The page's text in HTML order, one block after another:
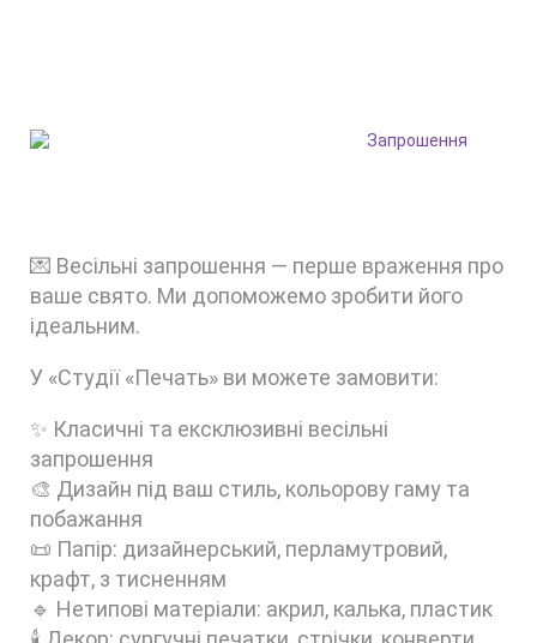
Запрошення
💌 Весільні запрошення — перше враження про
ваше свято. Ми допоможемо зробити його
ідеальним.
У «Студії «Печать» ви можете замовити:
✨ Класичні та ексклюзивні весільні
запрошення
🎨 Дизайн під ваш стиль, кольорову гаму та
побажання
📜 Папір: дизайнерський, перламутровий,
крафт, з тисненням
🔹 Нетипові матеріали: акрил, калька, пластик